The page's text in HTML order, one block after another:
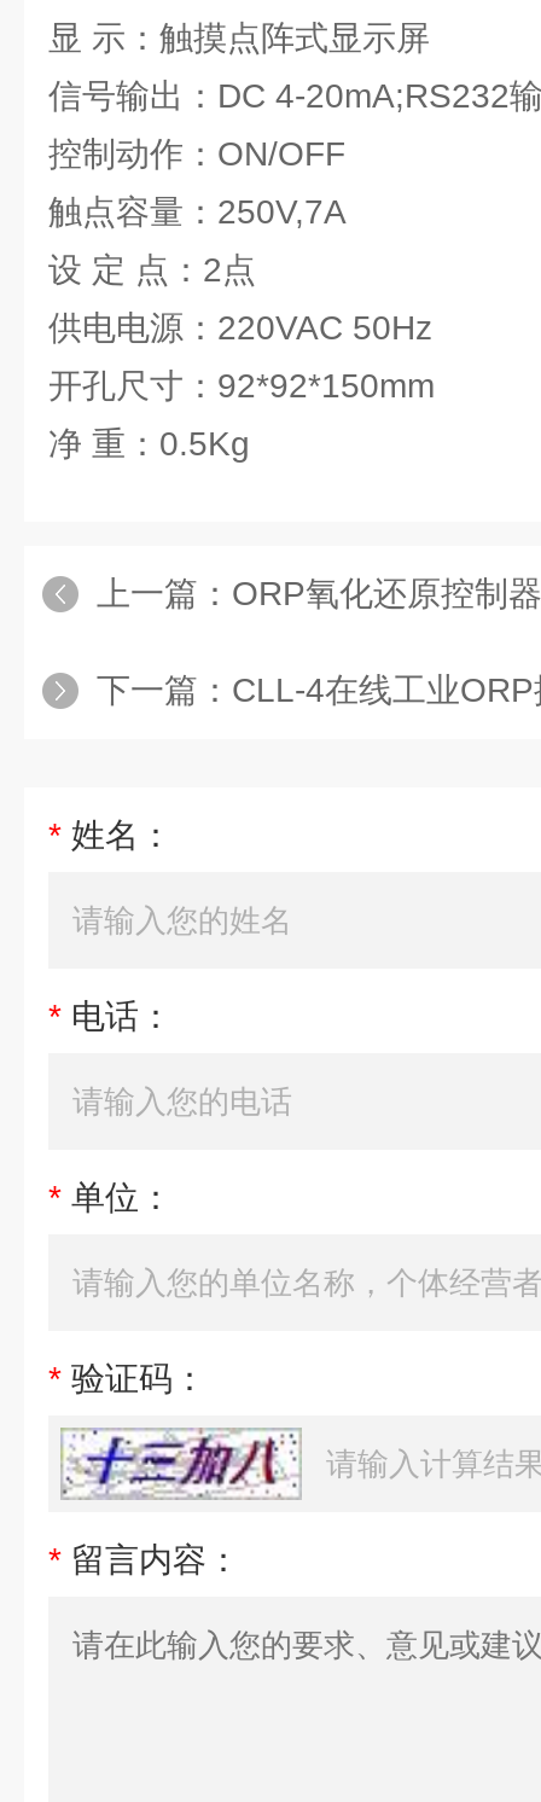
显 示：触摸点阵式显示屏
信号输出：DC 4-20mA;RS232
控制动作：ON/OFF
触点容量：250V,7A
设 定 点：2点
供电电源：220VAC 50Hz
开孔尺寸：92*92*150mm
净 重：0.5Kg
上一篇： ORP氧化还原控制
下一篇： CLL-4在线工业
* 姓名：
* 电话：
* 单位：
* 验证码：
* 留言内容：